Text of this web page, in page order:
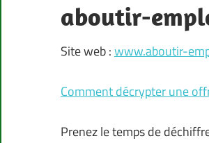
aboutir-
Site web :www.aboutir-
Comment décrypter une
Prenez le temps de